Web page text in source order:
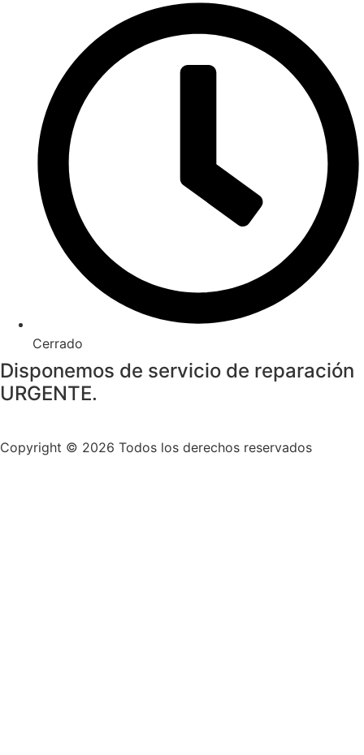
Cerrado
Disponemos de servicio de reparación
URGENTE.
Copyright © 2026 Todos los derechos reservados